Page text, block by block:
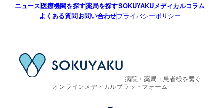
ニュース医療機関を探す薬局を探すSOKUYAKUメディカルコラム
よくある質問お問い合わせプライバシーポリシー
病院・薬局・患者様を繋ぐ
オンラインメディカルプラットフォーム